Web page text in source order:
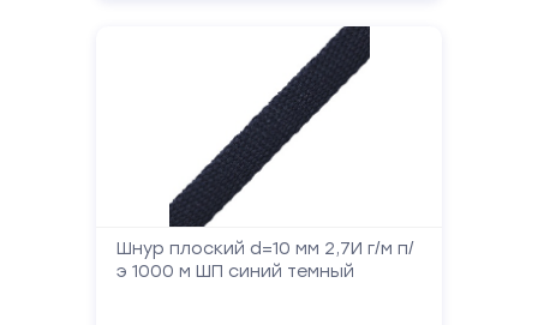
Шнур плоский d=10 мм 2,7И г/м п/
э 1000 м ШП синий темный